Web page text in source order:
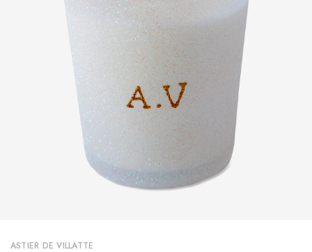
ASTIER DE VILLATTE